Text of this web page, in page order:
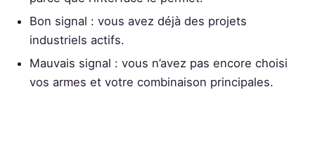
Bon signal : vous avez déjà des projets
industriels actifs.
Mauvais signal : vous n’avez pas encore choisi
vos armes et votre combinaison principales.